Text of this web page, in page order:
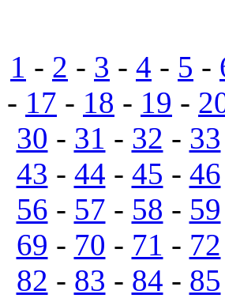
1 - 2 - 3 - 4 - 5 -
- 17 - 18 - 19 -
30 - 31 - 32 - 33
43 - 44 - 45 - 46
56 - 57 - 58 - 59
69 - 70 - 71 - 72
82 - 83 - 84 - 85